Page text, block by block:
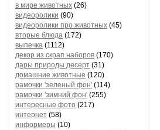
в мире животных (26)
видеоролики (90)
видеоролики про животных (45)
вторые блюда (172)
выпечка (1112)
декор из скрап.наборов (170)
дары природы десерт (31)
домашние животные (120)
рамочки 'зеленый фон' (114)
рамочки 'зимний фон' (255)
интересные фото (217)
интернет (58)
информеры (10)